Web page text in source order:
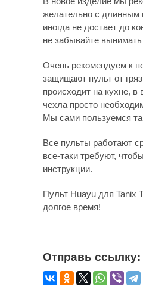
желательно с длинным
иногда не достает до
не забывайте вынимать
Очень рекомендуем к
защищают пульт от
происходит на кухне,
чехла просто
Мы сами пользуемся
Все пульты работают
все-таки требуют,
инструкции.
Пульт Huayu для Tanix
долгое время!
Отправь ссылку: